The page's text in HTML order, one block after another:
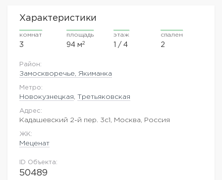
Характеристики
комнат
3
площадь
94 м2
этаж
1 / 4
спален
2
Район:
Замоскворечье, Якиманка
Метро:
Новокузнецкая Третьяковская
Адрес:
Кадашевский 2-й пер. 3с1, Москва, Россия
ЖK:
Меценат
ID Объекта:
50489